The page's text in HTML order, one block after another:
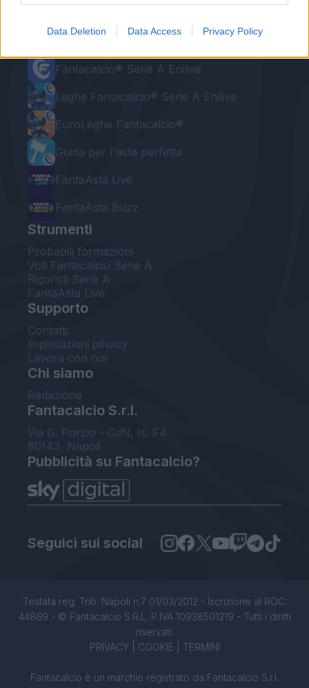
Data Deletion Data Access Privacy Policy
Le nostre app
Fantacalcio® Serie A Enilive
Leghe Fantacalcio® Serie A Enilive
EuroLeghe Fantacalcio®
Guida per l'asta perfetta
FantaAsta Live
FantaAsta Buzz
Strumenti
Probabili formazioni
Voti Fantacalcio Serie A
Rigoristi Serie A
FantaAsta Live
Supporto
Contatti
Impostazioni privacy
Lavora con noi
Chi siamo
Redazione
Fantacalcio S.r.l.
Via G. Porzio - CdN, Is. F4
80143, Napoli
Pubblicità su Fantacalcio?
Seguici sui social
Testata reg. Trib. Napoli n.7 01/03/2012 - Iscrizione al ROC:
44869 - © Fantacalcio S.R.L. P.IVA 10938501219 - Tutti i diritti
riservati.
PRIVACY| COOKIE TERMINI
Fantacalcio è un marchio registrato da Fantacalcio S.r.l.